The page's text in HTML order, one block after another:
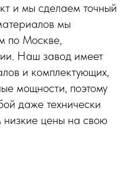
и мы сделаем точный
мы
по Москве,
Наш завод имеет
и комплектующих,
мощности, поэтому
даже технически
цены на свою